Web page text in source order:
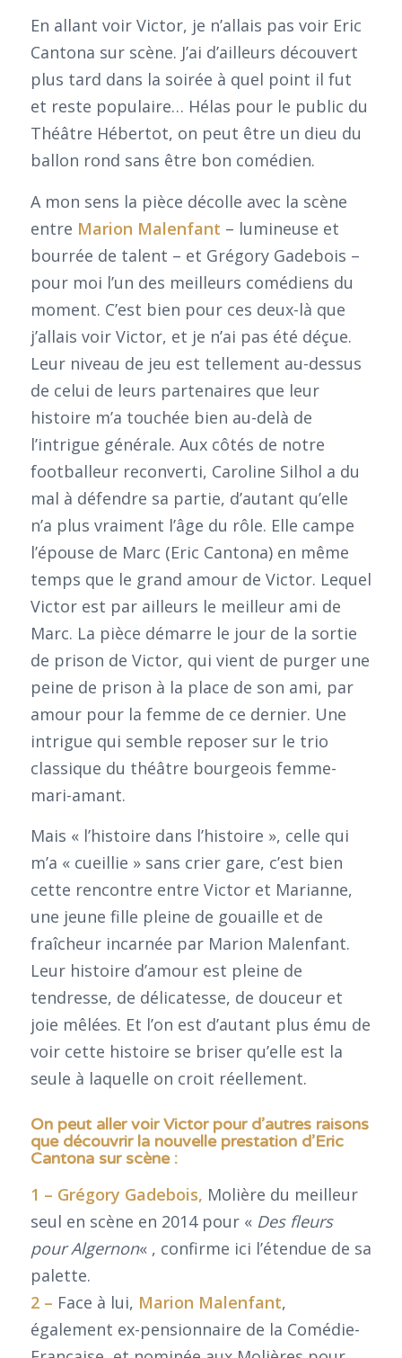
En allant voir Victor, je n’allais pas voir Eric
Cantona sur scène. J’ai d’ailleurs découvert
plus tard dans la soirée à quel point il fut
et reste populaire… Hélas pour le public du
Théâtre Hébertot, on peut être un dieu du
ballon rond sans être bon comédien.
A mon sens la pièce décolle avec la scène
entre Marion Malenfant – lumineuse et
bourrée de talent – et Grégory Gadebois –
pour moi l’un des meilleurs comédiens du
moment. C’est bien pour ces deux-là que
j’allais voir Victor, et je n’ai pas été déçue.
Leur niveau de jeu est tellement au-dessus
de celui de leurs partenaires que leur
histoire m’a touchée bien au-delà de
l’intrigue générale. Aux côtés de notre
footballeur reconverti, Caroline Silhol a du
mal à défendre sa partie, d’autant qu’elle
n’a plus vraiment l’âge du rôle. Elle campe
l’épouse de Marc (Eric Cantona) en même
temps que le grand amour de Victor. Lequel
Victor est par ailleurs le meilleur ami de
Marc. La pièce démarre le jour de la sortie
de prison de Victor, qui vient de purger une
peine de prison à la place de son ami, par
amour pour la femme de ce dernier. Une
intrigue qui semble reposer sur le trio
classique du théâtre bourgeois femme-
mari-amant.
Mais « l’histoire dans l’histoire », celle qui
m’a « cueillie » sans crier gare, c’est bien
cette rencontre entre Victor et Marianne,
une jeune fille pleine de gouaille et de
fraîcheur incarnée par Marion Malenfant.
Leur histoire d’amour est pleine de
tendresse, de délicatesse, de douceur et
joie mêlées. Et l’on est d’autant plus ému de
voir cette histoire se briser qu’elle est la
seule à laquelle on croit réellement.
On peut aller voir Victor pour d’autres raisons
que découvrir la nouvelle prestation d’Eric
Cantona sur scène :
1 – Grégory Gadebois, Molière du meilleur
seul en scène en 2014 pour « Des fleurs
pour Algernon« , confirme ici l’étendue de sa
palette.
2 – Face à lui, Marion Malenfant,
également ex-pensionnaire de la Comédie-